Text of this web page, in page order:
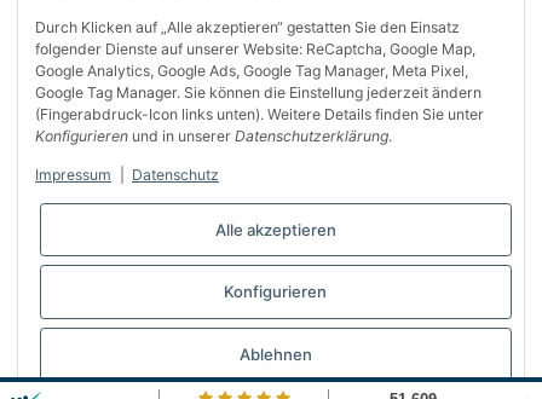
Durch Klicken auf „Alle akzeptieren“ gestatten Sie den Einsatz
folgender Dienste auf unserer Website: ReCaptcha, Google Map,
Google Analytics, Google Ads, Google Tag Manager, Meta Pixel,
Google Tag Manager. Sie können die Einstellung jederzeit ändern
(Fingerabdruck-Icon links unten). Weitere Details finden Sie unter
Konfigurieren und in unserer Datenschutzerklärung.
Impressum Datenschutz
Alle akzeptieren
Konfigurieren
Ablehnen
Über uns
Informationen
Gesetzliches